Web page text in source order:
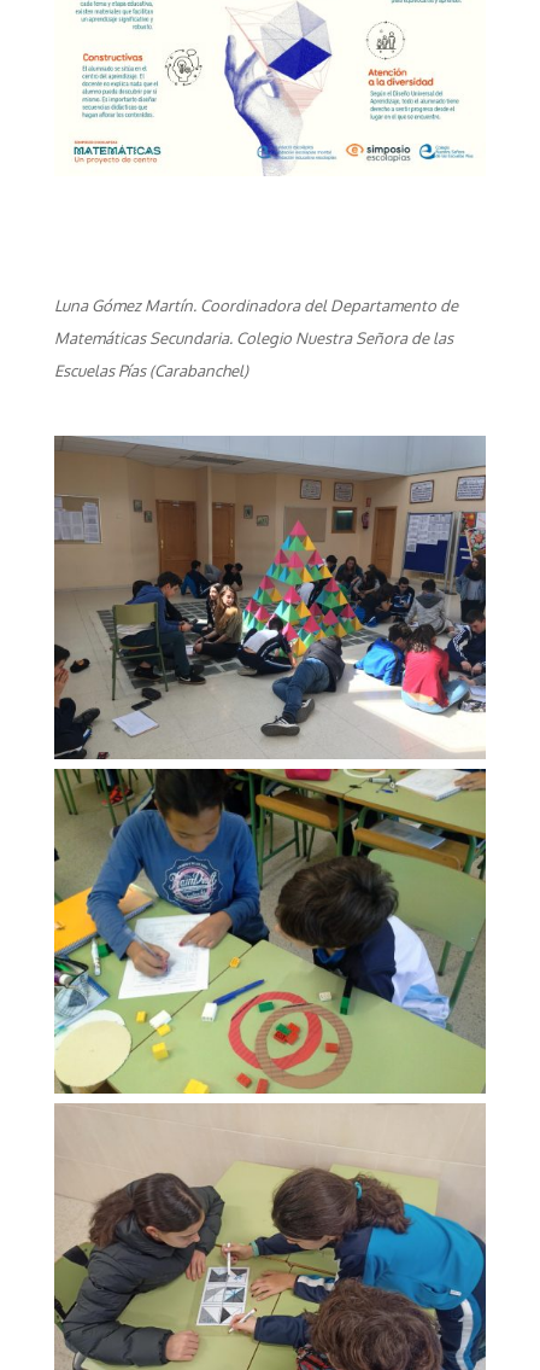
Luna Gómez Martín. Coordinadora del Departamento de
Matemáticas Secundaria. Colegio Nuestra Señora de las
Escuelas Pías (Carabanchel)